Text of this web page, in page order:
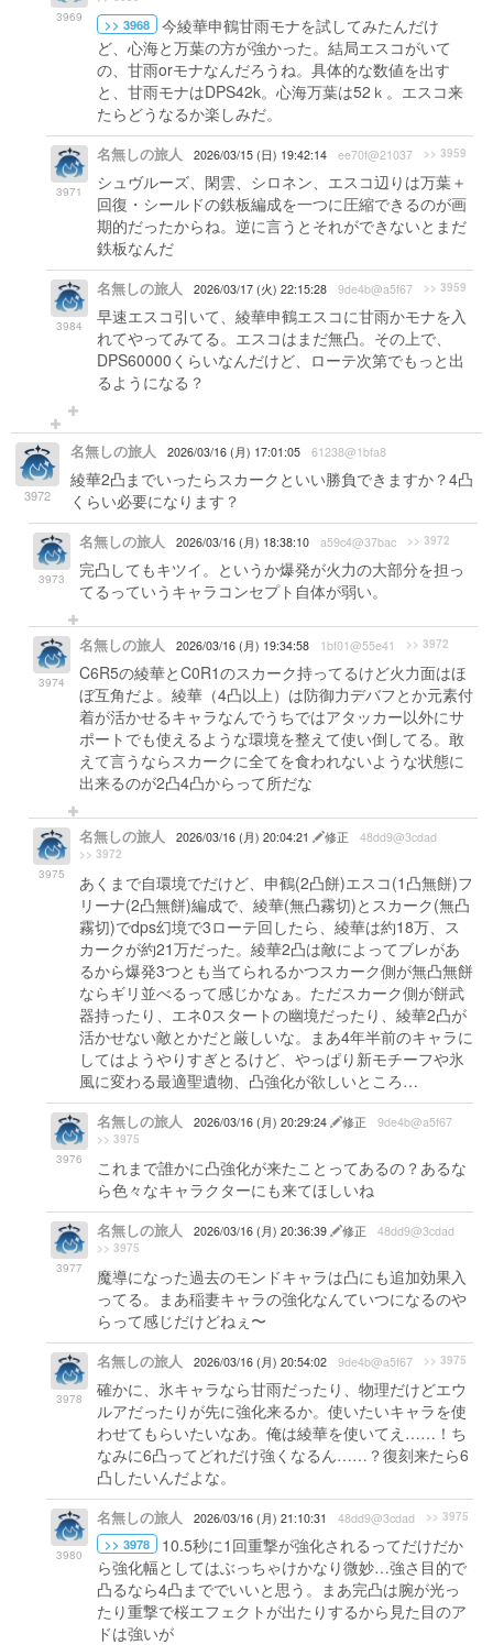
3969 >> 3968
今綾華申鶴甘雨モナを試してみたんだけ
ど、心海と万葉の方が強かった。結局エスコがいて
の、甘雨orモナなんだろうね。具体的な数値を出す
と、甘雨モナはDPS42k。心海万葉は52ｋ。エスコ来
たらどうなるか楽しみだ。
3971
名無しの旅人 2026/03/15 (日) 19:42:14 ee70f@21037 >> 3959
シュヴルーズ、閑雲、シロネン、エスコ辺りは万葉＋
回復・シールドの鉄板編成を一つに圧縮できるのが画
期的だったからね。逆に言うとそれができないとまだ
鉄板なんだ
3984
名無しの旅人 2026/03/17 (火) 22:15:28 9de4b@a5f67 >> 3959
早速エスコ引いて、綾華申鶴エスコに甘雨かモナを入
れてやってみてる。エスコはまだ無凸。その上で、
DPS60000くらいなんだけど、ローテ次第でもっと出
るようになる？
3972
名無しの旅人 2026/03/16 (月) 17:01:05 61238@1bfa8
綾華2凸までいったらスカークといい勝負できますか？4凸
くらい必要になります？
3973
名無しの旅人 2026/03/16 (月) 18:38:10 a59c4@37bac >> 3972
完凸してもキツイ。というか爆発が火力の大部分を担っ
てるっていうキャラコンセプト自体が弱い。
3974
名無しの旅人 2026/03/16 (月) 19:34:58 1bf01@55e41 >> 3972
C6R5の綾華とC0R1のスカーク持ってるけど火力面はほ
ぼ互角だよ。綾華（4凸以上）は防御力デバフとか元素付
着が活かせるキャラなんでうちではアタッカー以外にサ
ポートでも使えるような環境を整えて使い倒してる。敢
えて言うならスカークに全てを食われないような状態に
出来るのが2凸4凸からって所だな
3975
名無しの旅人 2026/03/16 (月) 20:04:21 修正 48dd9@3cdad
>> 3972
あくまで自環境でだけど、申鶴(2凸餅)エスコ(1凸無餅)フ
リーナ(2凸無餅)編成で、綾華(無凸霧切)とスカーク(無凸
霧切)でdps幻境で3ローテ回したら、綾華は約18万、ス
カークが約21万だった。綾華2凸は敵によってブレがあ
るから爆発3つとも当てられるかつスカーク側が無凸無餅
ならギリ並べるって感じかなぁ。ただスカーク側が餅武
器持ったり、エネ0スタートの幽境だったり、綾華2凸が
活かせない敵とかだと厳しいな。まあ4年半前のキャラに
してはようやりすぎとるけど、やっぱり新モチーフや氷
風に変わる最適聖遺物、凸強化が欲しいところ…
3976
名無しの旅人 2026/03/16 (月) 20:29:24 修正 9de4b@a5f67
>> 3975
これまで誰かに凸強化が来たことってあるの？あるな
ら色々なキャラクターにも来てほしいね
3977
名無しの旅人 2026/03/16 (月) 20:36:39 修正 48dd9@3cdad
>> 3975
魔導になった過去のモンドキャラは凸にも追加効果入
ってる。まあ稲妻キャラの強化なんていつになるのや
らって感じだけどねぇ〜
3978
名無しの旅人 2026/03/16 (月) 20:54:02 9de4b@a5f67 >> 3975
確かに、氷キャラなら甘雨だったり、物理だけどエウ
ルアだったりが先に強化来るか。使いたいキャラを使
わせてもらいたいなあ。俺は綾華を使いてえ……！ち
なみに6凸ってどれだけ強くなるん……？復刻来たら6
凸したいんだよな。
3980
名無しの旅人 2026/03/16 (月) 21:10:31 48dd9@3cdad >> 3975
>> 3978
10.5秒に1回重撃が強化されるってだけだか
ら強化幅としてはぶっちゃけかなり微妙…強さ目的で
凸るなら4凸まででいいと思う。まあ完凸は腕が光っ
たり重撃で桜エフェクトが出たりするから見た目のア
ドは強いが